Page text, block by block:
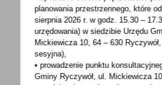
POWRÓT
POPRZEDNI
planowania przestrzennego, które
sierpnia 2026 r.w godz. 15.30 –
urzędowania) w siedzibie Urzędu
Mickiewicza 10, 64 – 630
sesyjna),
• prowadzenie punktu
Gminy Ryczywół, ul. Mickiewicza